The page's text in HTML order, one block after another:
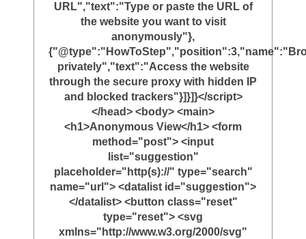
URL","text":"Type or paste the URL of
the website you want to visit
anonymously"},
privately","text":"Access the website
through the secure proxy with hidden IP
and blocked trackers"}]}]}</script>
</head> <body> <main>
<h1>Anonymous View</h1> <form
method="post"> <input
list="suggestion"
placeholder="http(s)://" type="search"
name="url"> <datalist id="suggestion">
</datalist> <button class="reset"
type="reset"> <svg
xmlns="http://www.w3.org/2000/svg"